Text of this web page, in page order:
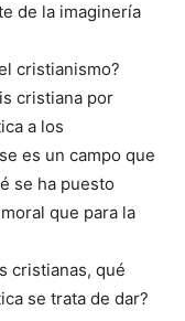
de la imaginería
cristianismo?
cristiana por
a los
es un campo que
se ha puesto
que para la
cristianas, qué
se trata de dar?